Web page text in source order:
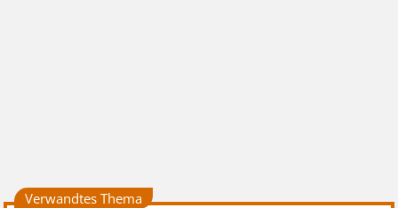
Verwandtes Thema